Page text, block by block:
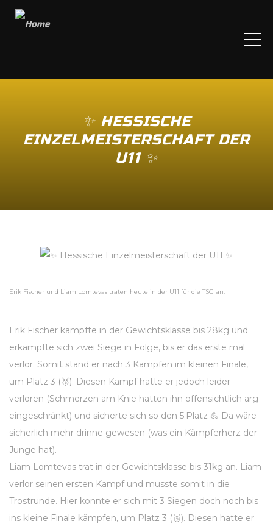
✨️ HESSISCHE
EINZELMEISTERSCHAFT DER
U11 ✨️
Erik Fischer und Liam Lomtevas traten heute in der U11 für die TSG an.
Erik Fischer kämpfte in der Gewichtsklasse bis 28kg und
erkämpfte sich zwei Siege in Folge, bis er das erste mal
verlor. Somit stand er nach 3 Kämpfen im kleinen Finale,
um Platz 3 (🥉). Diesen Kampf hatte er jedoch leider
verloren (Schmerzen am Knie hatten ihn offensichtlich arg
eingeschränkt) und sicherte sich so den 5.Platz 💪 Da wäre
sicherlich mehr drinne gewesen (was ein Kämpferherz der
Junge hat).
Liam Lomtevas trat in der Gewichtsklasse bis 31kg an. Liam
verlor seinen ersten Kampf und musste somit in die
Trostrunde. Hier konnte er sich mit 3 Siegen doch noch bis
ins kleine Finale kämpfen, um Platz 3 (🥉). Diesen hatte er